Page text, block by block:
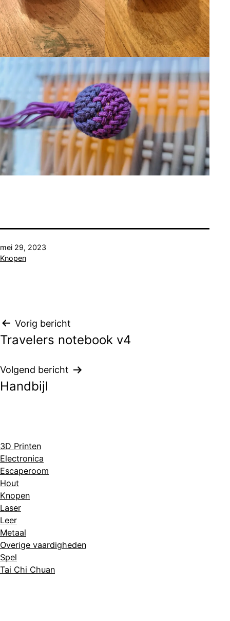
Gepubliceerd
op
mei 29, 2023
Gecategoriseerd
Knopen
Bericht
navigatie
Vorig bericht
Travelers notebook v4
Volgend bericht
Handbijl
3D Printen
Electronica
Escaperoom
Hout
Knopen
Laser
Leer
Metaal
Overige vaardigheden
Spel
Tai Chi Chuan